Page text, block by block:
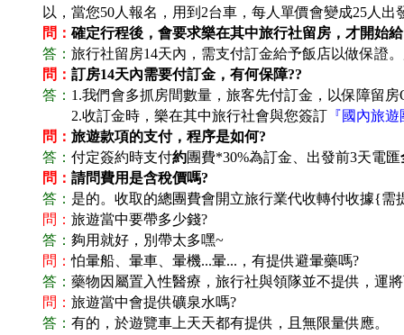
以，當您50人報名，用到2台車，每人單價會變成25人出
問： 確定行程後，會要求樂在其中旅行社留房，才開始
答： 旅行社留房14天內，需支付訂金給予飯店以做保證
問： 訂房14天內需要付訂金，有何保障??
答： 1.我們會多抓房間數量，旅客先付訂金，以保障留
2.收訂金時，樂在其中旅行社會與您簽訂 『國內旅
問： 旅遊款項的支付，程序是如何?
答： 付定簽約時支付約團費*30%為訂金、出發前3天電匯
問： 請問費用是含稅價嗎?
答： 是的。收取的總團費會開立旅行業代收轉付收據{
問： 旅遊當中要帶多少錢?
答： 夠用就好，別帶太多嘿~
問：怕暈船、暈車、暈機...暈...，有提供避暈藥嗎?
答： 藥物因屬置入性醫療，旅行社與領隊並不提供，運
問： 旅遊當中會提供礦泉水嗎?
答： 有的，於遊覽車上天天都有提供，且無限量供應。